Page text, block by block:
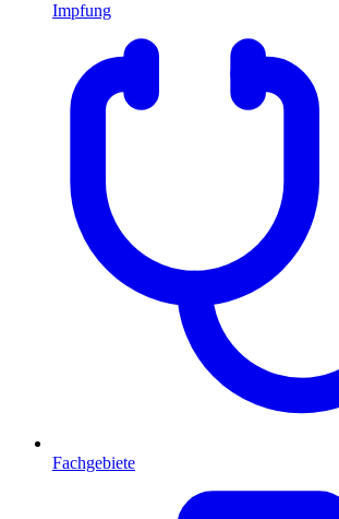
Impfung
Fachgebiete